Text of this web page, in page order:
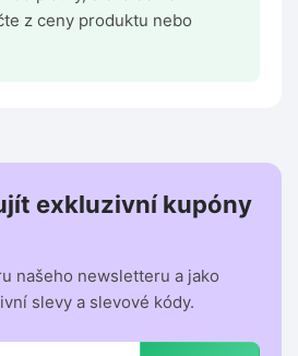
z ceny produktu nebo
exkluzivní kupóny
našeho newsletteru a jako
slevy a slevové kódy.